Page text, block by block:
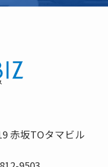
赤坂TOタマビル